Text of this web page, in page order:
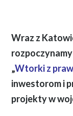
Wraz z
„Wtorki z
inwestorom i
projekty w